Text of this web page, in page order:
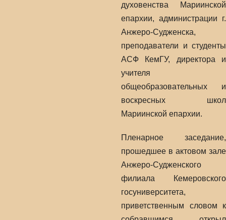
духовенства Мариинской
епархии, администрации г.
Анжеро-Судженска,
преподаватели и студенты
АСФ КемГУ, директора и
учителя
общеобразовательных и
воскресных школ
Мариинской епархии.
Пленарное заседание,
прошедшее в актовом зале
Анжеро-Судженского
филиала Кемеровского
госуниверситета,
приветственным словом к